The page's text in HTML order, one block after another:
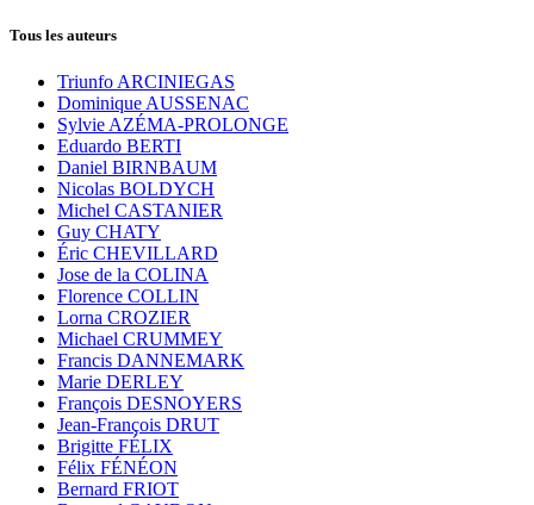
Tous les auteurs
Triunfo ARCINIEGAS
Dominique AUSSENAC
Sylvie AZÉMA-PROLONGE
Eduardo BERTI
Daniel BIRNBAUM
Nicolas BOLDYCH
Michel CASTANIER
Guy CHATY
Éric CHEVILLARD
Jose de la COLINA
Florence COLLIN
Lorna CROZIER
Michael CRUMMEY
Francis DANNEMARK
Marie DERLEY
François DESNOYERS
Jean-François DRUT
Brigitte FÉLIX
Félix FÉNÉON
Bernard FRIOT